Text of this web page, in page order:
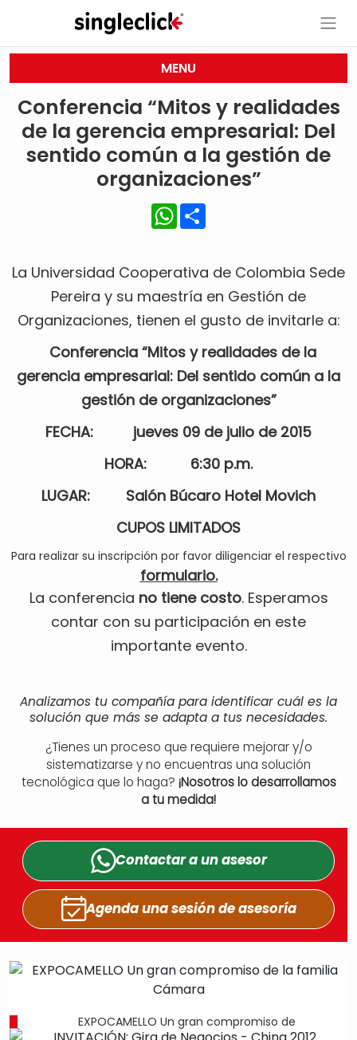
MENU
Conferencia “Mitos y realidades
de la gerencia empresarial: Del
sentido común a la gestión de
organizaciones”
WhatsApp
La Universidad Cooperativa de Colombia Sede
Pereira y su maestría en Gestión de
Organizaciones, tienen el gusto de invitarle a:
Conferencia “Mitos y realidades de la
gerencia empresarial: Del sentido común a la
gestión de organizaciones”
FECHA: jueves 09 de julio de 2015
HORA: 6:30 p.m.
LUGAR: Salón Búcaro Hotel Movich
CUPOS LIMITADOS
Para realizar su inscripción por favor diligenciar el respectivo
formulario.
La conferencia no tiene costo. Esperamos
contar con su participación en este
importante evento.
Analizamos tu compañía para identificar cuál es la
solución que más se adapta a tus necesidades.
¿Tienes un proceso que requiere mejorar y/o
sistematizarse y no encuentras una solución
tecnológica que lo haga? ¡Nosotros lo desarrollamos
a tu medida!
Contactar a unasesor
Agenda una sesiónde asesoría
EXPOCAMELLO Un gran compromiso de